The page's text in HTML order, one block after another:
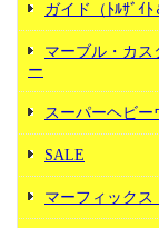
ガイド（ﾄﾙｻﾞｲﾄ
マーブル・カス
ー
スーパーヘビー
SALE
マーフィック